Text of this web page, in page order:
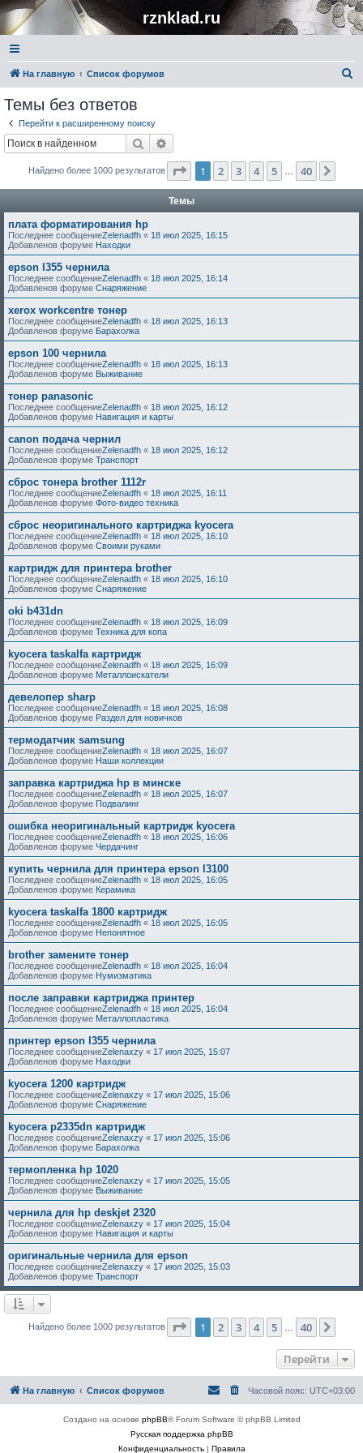
rznklad.ru
На главную Список форумов
Темы без ответов
Перейти к расширенному поиску
Поиск
Найдено более 1000 результатов Страница из 40
1 2 3 4 5 40
Темы
плата форматирования hp
Последнее сообщениеZelenadfh « 18 июл 2025, 16:15
Добавленов форуме Находки
epson l355 чернила
Последнее сообщениеZelenadfh « 18 июл 2025, 16:14
Добавленов форуме Снаряжение
xerox workcentre тонер
Последнее сообщениеZelenadfh « 18 июл 2025, 16:13
Добавленов форуме Барахолка
epson 100 чернила
Последнее сообщениеZelenadfh « 18 июл 2025, 16:13
Добавленов форуме Выживание
тонер panasonic
Последнее сообщениеZelenadfh « 18 июл 2025, 16:12
Добавленов форуме Навигация и карты
canon подача чернил
Последнее сообщениеZelenadfh « 18 июл 2025, 16:12
Добавленов форуме Транспорт
сброс тонера brother 1112r
Последнее сообщениеZelenadfh « 18 июл 2025, 16:11
Добавленов форуме Фото-видео техника
сброс неоригинального картриджа kyocera
Последнее сообщениеZelenadfh « 18 июл 2025, 16:10
Добавленов форуме Своими руками
картридж для принтера brother
Последнее сообщениеZelenadfh « 18 июл 2025, 16:10
Добавленов форуме Снаряжение
oki b431dn
Последнее сообщениеZelenadfh « 18 июл 2025, 16:09
Добавленов форуме Техника для копа
kyocera taskalfa картридж
Последнее сообщениеZelenadfh « 18 июл 2025, 16:09
Добавленов форуме Металлоискатели
девелопер sharp
Последнее сообщениеZelenadfh « 18 июл 2025, 16:08
Добавленов форуме Раздел для новичков
термодатчик samsung
Последнее сообщениеZelenadfh « 18 июл 2025, 16:07
Добавленов форуме Наши коллекции
заправка картриджа hp в минске
Последнее сообщениеZelenadfh « 18 июл 2025, 16:07
Добавленов форуме Подвалинг
ошибка неоригинальный картридж kyocera
Последнее сообщениеZelenadfh « 18 июл 2025, 16:06
Добавленов форуме Чердачинг
купить чернила для принтера epson l3100
Последнее сообщениеZelenadfh « 18 июл 2025, 16:05
Добавленов форуме Керамика
kyocera taskalfa 1800 картридж
Последнее сообщениеZelenadfh « 18 июл 2025, 16:05
Добавленов форуме Непонятное
brother замените тонер
Последнее сообщениеZelenadfh « 18 июл 2025, 16:04
Добавленов форуме Нумизматика
после заправки картриджа принтер
Последнее сообщениеZelenadfh « 18 июл 2025, 16:04
Добавленов форуме Металлопластика
принтер epson l355 чернила
Последнее сообщениеZelenaxzy « 17 июл 2025, 15:07
Добавленов форуме Находки
kyocera 1200 картридж
Последнее сообщениеZelenaxzy « 17 июл 2025, 15:06
Добавленов форуме Снаряжение
kyocera p2335dn картридж
Последнее сообщениеZelenaxzy « 17 июл 2025, 15:06
Добавленов форуме Барахолка
термопленка hp 1020
Последнее сообщениеZelenaxzy « 17 июл 2025, 15:05
Добавленов форуме Выживание
чернила для hp deskjet 2320
Последнее сообщениеZelenaxzy « 17 июл 2025, 15:04
Добавленов форуме Навигация и карты
оригинальные чернила для epson
Последнее сообщениеZelenaxzy « 17 июл 2025, 15:03
Добавленов форуме Транспорт
Найдено более 1000 результатов Страница из 40
1 2 3 4 5 40
Перейти
На главную Список форумов Часовой пояс: UTC+03:00
Создано на основе phpBB® Forum Software © phpBB Limited
Русская поддержка phpBB
Конфиденциальность| Правила